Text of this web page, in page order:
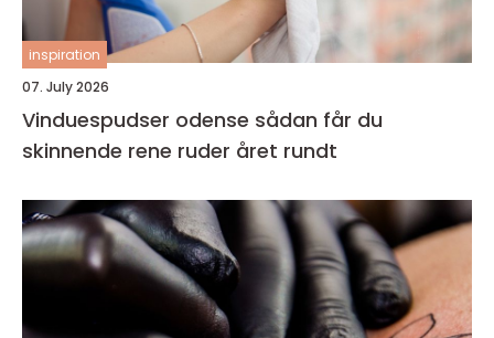
inspiration
07. July 2026
Vinduespudser odense sådan får du
skinnende rene ruder året rundt